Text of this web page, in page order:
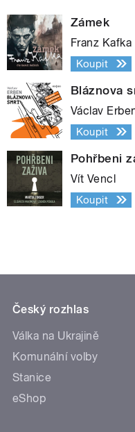
Zámek
Franz Kafka
Koupit
Bláznova
Václav
Koupit
Pohřbeni
Vít Vencl
Koupit
Český rozhlas
Válka na Ukrajině
Komunální volby
Stanice
eShop